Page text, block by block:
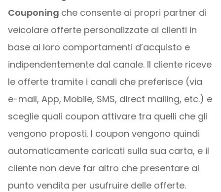
Couponing che consente ai propri partner di
veicolare offerte personalizzate ai clienti in
base ai loro comportamenti d’acquisto e
indipendentemente dal canale. Il cliente riceve
le offerte tramite i canali che preferisce (via
e-mail, App, Mobile, SMS, direct mailing, etc.) e
sceglie quali coupon attivare tra quelli che gli
vengono proposti. I coupon vengono quindi
automaticamente caricati sulla sua carta, e il
cliente non deve far altro che presentare al
punto vendita per usufruire delle offerte.